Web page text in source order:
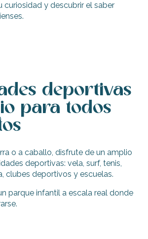
curiosidad y descubrir el saber
deportivas
para todos
o a caballo, disfrute de un amplio
deportivas: vela, surf, tenis,
clubes deportivos y escuelas.
parque infantil a escala real donde